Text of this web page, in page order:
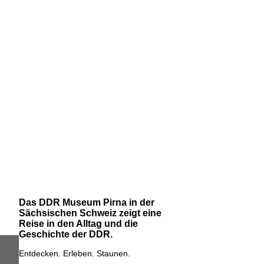
Das DDR Museum Pirna in der
Sächsischen Schweiz zeigt eine
Reise in den Alltag und die
Geschichte der DDR.
Entdecken. Erleben. Staunen.